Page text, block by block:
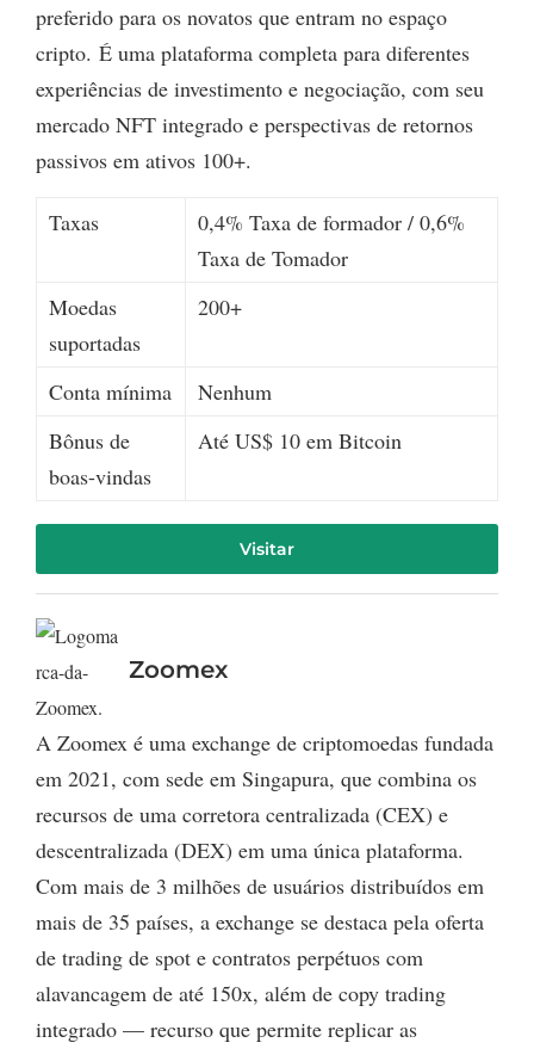
preferido para os novatos que entram no espaço
cripto. É uma plataforma completa para diferentes
experiências de investimento e negociação, com seu
mercado NFT integrado e perspectivas de retornos
passivos em ativos 100+.
Taxas
0,4% Taxa de formador / 0,6%
Taxa de Tomador
Moedas
suportadas
200+
Conta mínima
Nenhum
Bônus de
boas-vindas
Até US$ 10 em Bitcoin
Visitar
Zoomex
A Zoomex é uma exchange de criptomoedas fundada
em 2021, com sede em Singapura, que combina os
recursos de uma corretora centralizada (CEX) e
descentralizada (DEX) em uma única plataforma.
Com mais de 3 milhões de usuários distribuídos em
mais de 35 países, a exchange se destaca pela oferta
de trading de spot e contratos perpétuos com
alavancagem de até 150x, além de copy trading
integrado — recurso que permite replicar as